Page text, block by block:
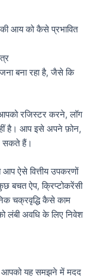
आय को कैसे प्रभावित
बना रहा है, जैसे कि
रजिस्टर करने, लॉग
है। आप इसे अपने फ़ोन,
सकते हैं।
ऐसे वित्तीय उपकरणों
बचत ऐप, क्रिप्टोकरेंसी
चक्रवृद्धि कैसे काम
अवधि के लिए निवेश
यह समझने में मदद